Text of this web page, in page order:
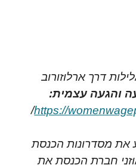
ב-12:45 מגלילות דרך ארלוזורוב
והגעה עצמית:
https://
/
את מסדרונות הכנסת
חברת הכנסת את